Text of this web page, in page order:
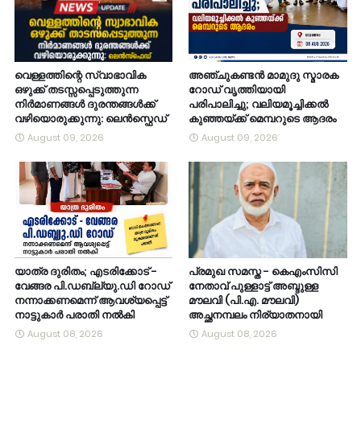
വെള്ളത്തിന്റെ സ്വാഭാവിക
ഒഴുക്ക് തടസ്സപ്പെടുത്തുന്ന
നിർമാണങ്ങൾ ദുരന്തങ്ങൾക്ക്
വഴിയൊരുക്കുന്നു: ലെൻസ്ഫെഡ്
August 09, 2026
അഞ്ചുകണ്ടൻ മാമുദു സ്മാരക
റോഡ് വൃത്തിയായി
പരിപാലിച്ചു; വലിയമൂച്ചിക്കൽ
കുഞ്ഞയ്ക്ക് മെമ്പറുടെ ആദരം
August 09, 2026
യാത്ര ദുരിതം; എടരിക്കോട് -
വേങ്ങര പി.ഡബ്ല്യു.ഡി റോഡ്
നന്നാക്കണമെന്ന് ആവശ്യപ്പെട്ട്
നാട്ടുകാർ പരാതി നൽകി
August 08, 2026
പ്രമുഖ സമസ്ത - കെഎംസിസി
നേതാവ് പുള്ളാട്ട് അബ്ദുള്ള
മൗലവി (പി.എ. മൗലവി)
അച്ഛനമ്പലം നിര്യാതനായി
August 08, 2026